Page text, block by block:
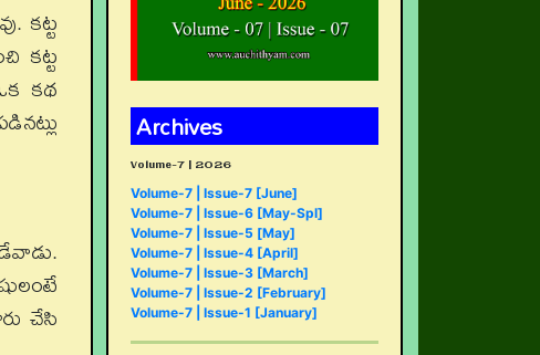
కట్ట
కట్ట
కథ
చేసి
Archives
Volume-7 | 2026
Volume-7 | Issue-7 [June]
Volume-7 | Issue-6 [May-Spl]
Volume-7 | Issue-5 [May]
Volume-7 | Issue-4 [April]
Volume-7 | Issue-3 [March]
Volume-7 | Issue-2 [February]
Volume-7 | Issue-1 [January]